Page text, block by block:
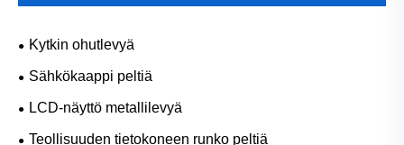
Kytkin ohutlevyä
Sähkökaappi peltiä
LCD-näyttö metallilevyä
Teollisuuden tietokoneen runko peltiä